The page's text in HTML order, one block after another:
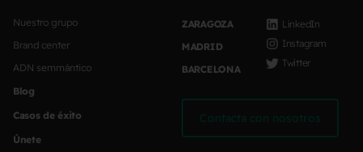
Nuestro grupo
Brand center
ADN semmántico
Blog
Casos de éxito
Únete
ZARAGOZA
MADRID
BARCELONA
LinkedIn
Instagram
Twitter